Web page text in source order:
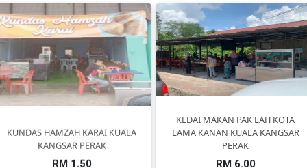
KUNDAS HAMZAH KARAI KUALA
KANGSAR PERAK
RM 1.50
KEDAI MAKAN PAK LAH KOTA
LAMA KANAN KUALA KANGSAR
PERAK
RM 6.00
TERENGGANU(12)
SABAH(0)
SARAWAK(2)
JOHOR(8)